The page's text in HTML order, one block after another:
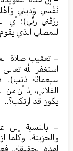
نَفْسي وَديني
رَزَقَني رَبِّي)؛ أي
للمصلي الذي يقوم
– تعقيب صلاة
استغفر الله
سبعمائة ذنب).
الفلاني، إذ أن
يكون قد ارتكب؟..
– بالنسبة إلى
والحزينة.. وكلما
لهذه الحقيقة..